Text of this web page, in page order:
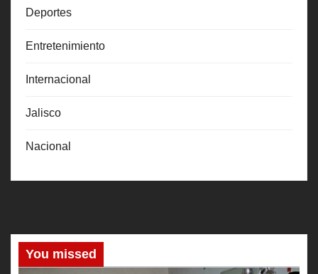
Deportes
Entretenimiento
Internacional
Jalisco
Nacional
You missed